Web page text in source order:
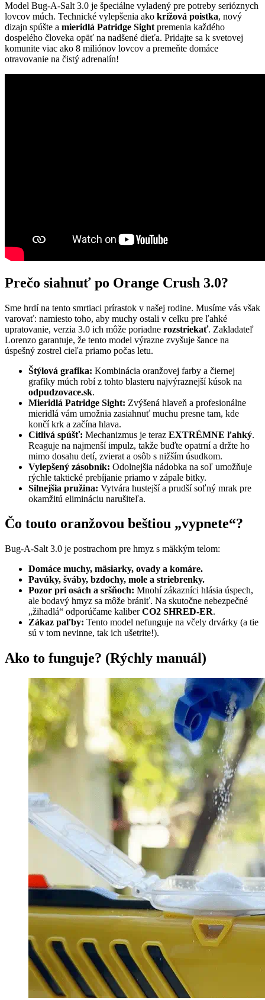
Model Bug-A-Salt 3.0 je špeciálne vyladený pre potreby serióznych
lovcov múch. Technické vylepšenia ako krížová poistka, nový
dizajn spúšte a mieridlá Patridge Sight premenia každého
dospelého človeka opäť na nadšené dieťa. Pridajte sa k svetovej
komunite viac ako 8 miliónov lovcov a premeňte domáce
otravovanie na čistý adrenalín!
Prečo siahnuť po Orange Crush 3.0?
Sme hrdí na tento smrtiaci prírastok v našej rodine. Musíme vás však
varovať: namiesto toho, aby muchy ostali v celku pre ľahké
upratovanie, verzia 3.0 ich môže poriadne rozstriekať. Zakladateľ
Lorenzo garantuje, že tento model výrazne zvyšuje šance na
úspešný zostrel cieľa priamo počas letu.
Štýlová grafika: Kombinácia oranžovej farby a čiernej
grafiky múch robí z tohto blasteru najvýraznejší kúsok na
odpudzovace.sk.
Mieridlá Patridge Sight: Zvýšená hlaveň a profesionálne
mieridlá vám umožnia zasiahnuť muchu presne tam, kde
končí krk a začína hlava.
Citlivá spúšť: Mechanizmus je teraz EXTRÉMNE ľahký.
Reaguje na najmenší impulz, takže buďte opatrní a držte ho
mimo dosahu detí, zvierat a osôb s nižším úsudkom.
Vylepšený zásobník: Odolnejšia nádobka na soľ umožňuje
rýchle taktické prebíjanie priamo v zápale bitky.
Silnejšia pružina: Vytvára hustejší a prudší soľný mrak pre
okamžitú elimináciu narušiteľa.
Čo touto oranžovou beštiou „vypnete“?
Bug-A-Salt 3.0 je postrachom pre hmyz s mäkkým telom:
Domáce muchy, mäsiarky, ovady a komáre.
Pavúky, šváby, bzdochy, mole a striebrenky.
Pozor pri osách a sršňoch: Mnohí zákazníci hlásia úspech,
ale bodavý hmyz sa môže brániť. Na skutočne nebezpečné
„žihadlá“ odporúčame kaliberCO2 SHRED-ER.
Zákaz paľby: Tento model nefunguje na včely drvárky (a tie
sú v tom nevinne, tak ich ušetrite!).
Ako to funguje? (Rýchly manuál)